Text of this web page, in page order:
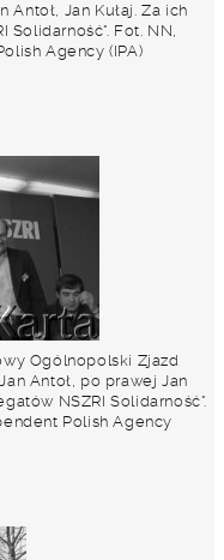
Antoł, Jan Kułaj. Za ich
Solidarność". Fot. NN,
Agency (IPA)
Ogólnopolski Zjazd
Antoł, po prawej Jan
NSZRI Solidarność".
Polish Agency